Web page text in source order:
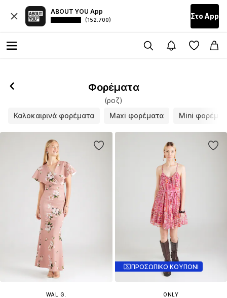
ABOUT YOU App
(152.700) Στο Αpp
Φορέματα
(ροζ)
Καλοκαιρινά φορέματα
Maxi φορέματα Mini
WAL G.
ΠΡΟΣΩΠΙΚΟ ΚΟΥΠΟΝΙ
ONLY